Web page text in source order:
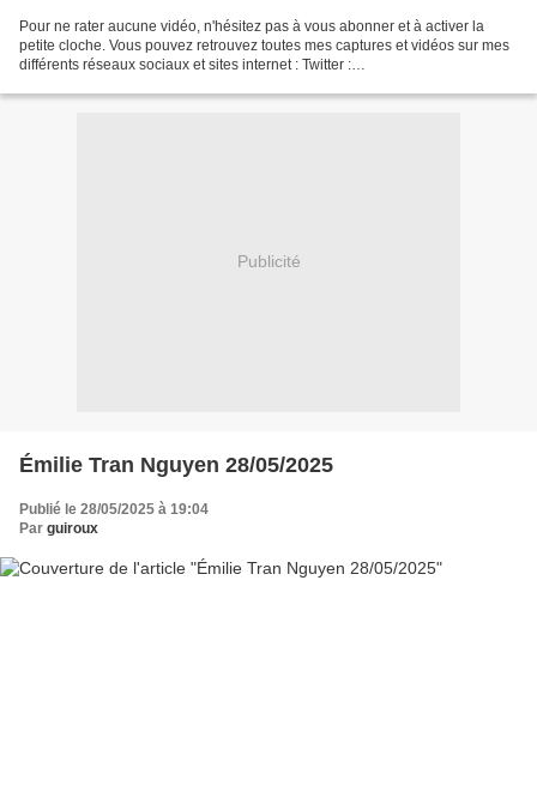
Pour ne rater aucune vidéo, n'hésitez pas à vous abonner et à activer la
petite cloche. Vous pouvez retrouvez toutes mes captures et vidéos sur mes
différents réseaux sociaux et sites internet : Twitter :
https://www.facebook.com/capsdeguiroux/...
Publicité
Émilie Tran Nguyen 28/05/2025
Publié le 28/05/2025 à 19:04
Par guiroux